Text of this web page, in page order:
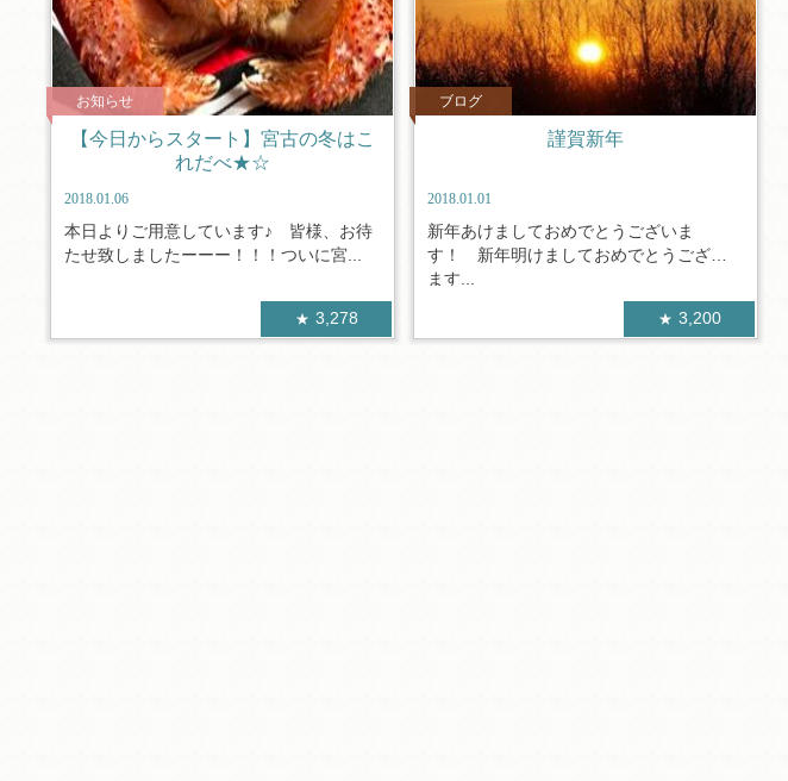
お知らせ
【今日からスタート】宮古の冬はこ
れだべ★☆
2018.01.06
本日よりご用意しています♪ 皆様、お待
たせ致しましたーーー！！！ついに宮...
3,278
ブログ
謹賀新年
2018.01.01
新年あけましておめでとうございま
す！ 新年明けましておめでとうござい
ます...
3,200